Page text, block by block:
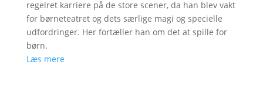
regelret karriere på de store scener, da han blev vakt
for børneteatret og dets særlige magi og specielle
udfordringer. Her fortæller han om det at spille for
børn.
Læs mere